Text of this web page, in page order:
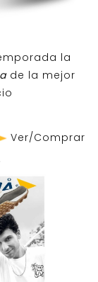
la
de la mejor
Ver/Comprar